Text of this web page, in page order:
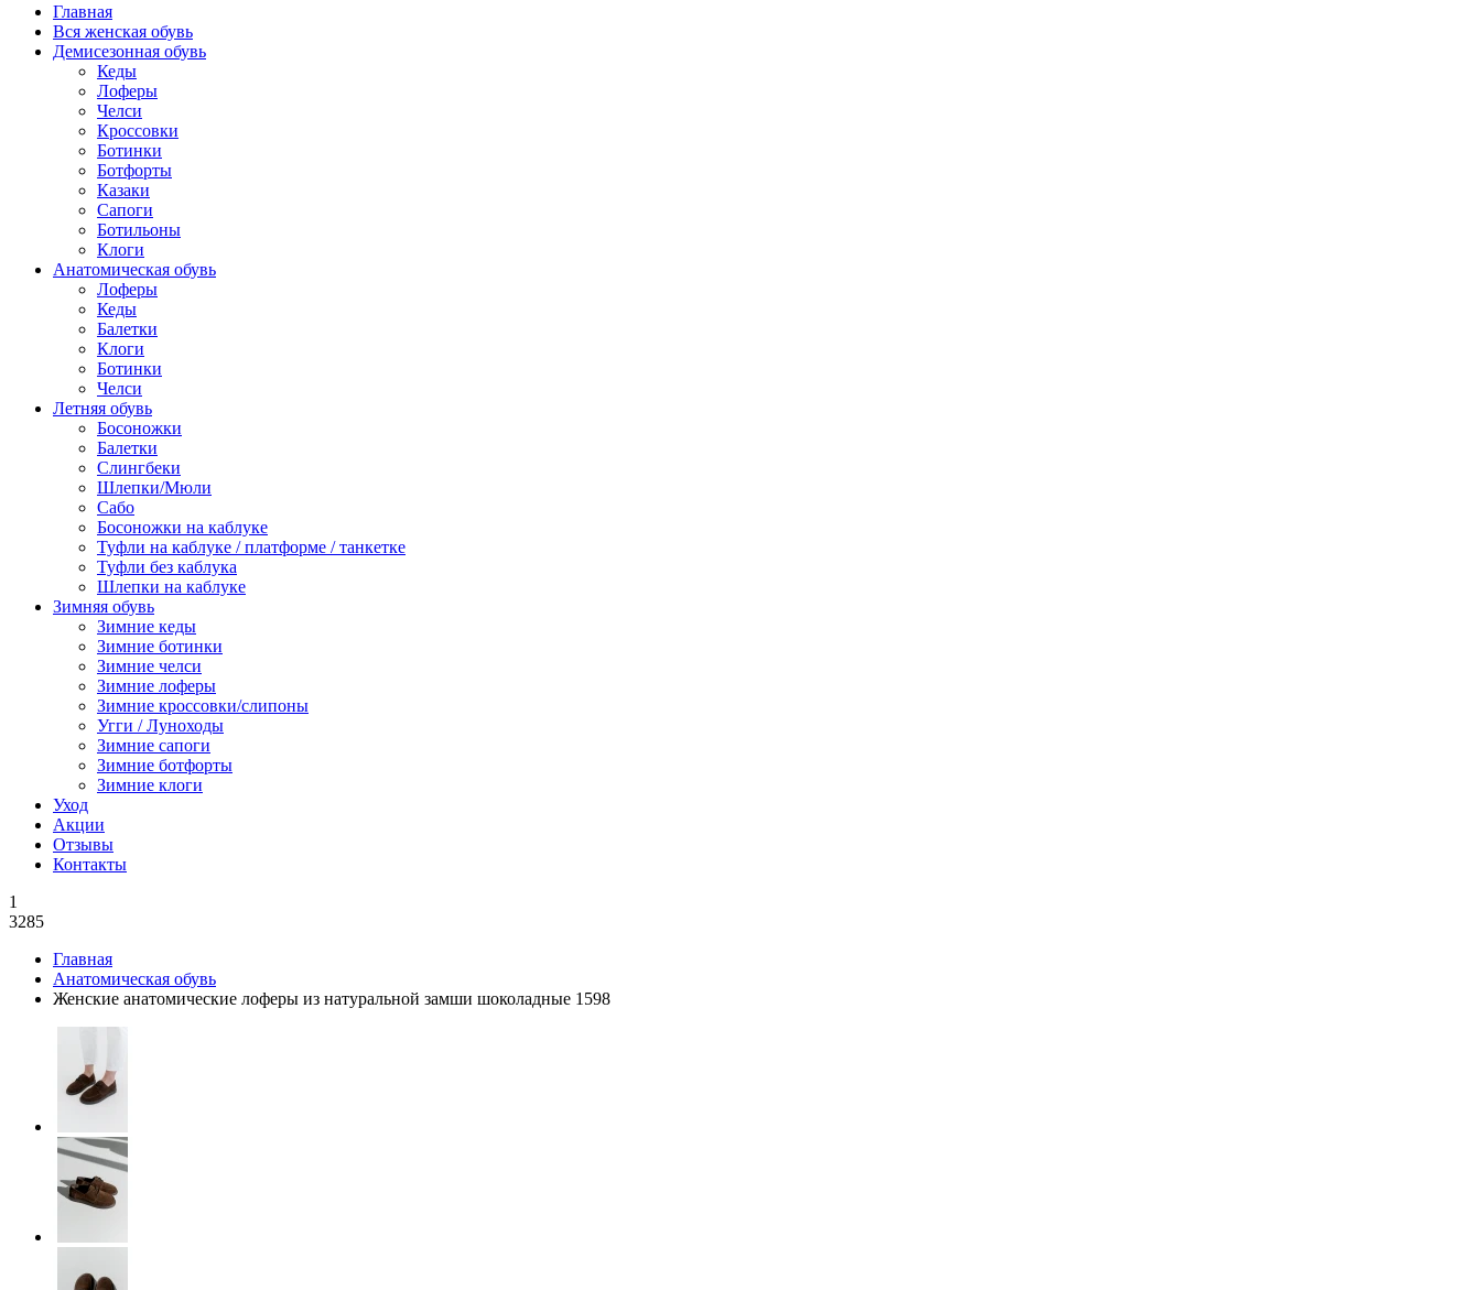
Главная
Вся женская обувь
Демисезонная обувь
Кеды
Лоферы
Челси
Кроссовки
Ботинки
Ботфорты
Казаки
Сапоги
Ботильоны
Клоги
Анатомическая обувь
Лоферы
Кеды
Балетки
Клоги
Ботинки
Челси
Летняя обувь
Босоножки
Балетки
Слингбеки
Шлепки/Мюли
Сабо
Босоножки на каблуке
Туфли на каблуке / платформе / танкетке
Туфли без каблука
Шлепки на каблуке
Зимняя обувь
Зимние кеды
Зимние ботинки
Зимние челси
Зимние лоферы
Зимние кроссовки/слипоны
Угги / Луноходы
Зимние сапоги
Зимние ботфорты
Зимние клоги
Уход
Акции
Отзывы
Контакты
1
3285
Главная
Анатомическая обувь
Женские анатомические лоферы из натуральной замши шоколадные 1598